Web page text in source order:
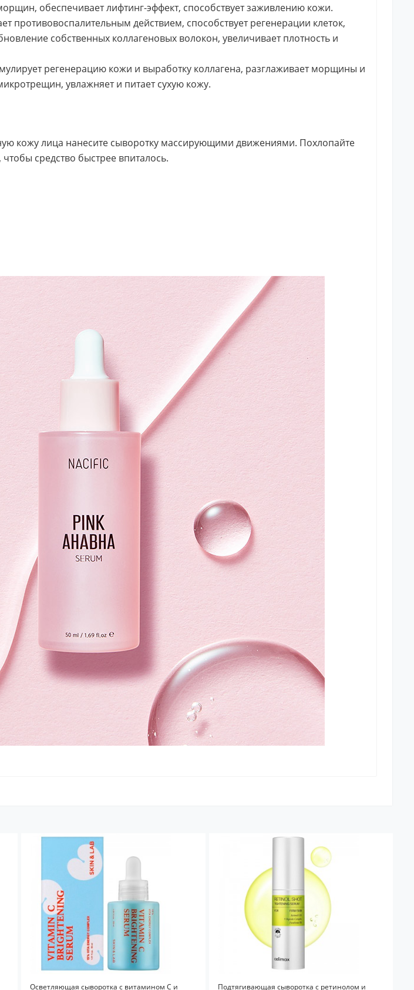
обеспечивает лифтинг-эффект, способствует заживлению кожи.
противовоспалительным действием, способствует регенерации клеток,
собственных коллагеновых волокон, увеличивает плотность и
регенерацию кожи и выработку коллагена, разглаживает морщины и
увлажняет и питает сухую кожу.
кожу лица нанесите сыворотку массирующими движениями. Похлопайте
средство быстрее впиталось.
Осветляющая сыворотка с витамином C и Подтягивающая сыворотка с ретинолом и